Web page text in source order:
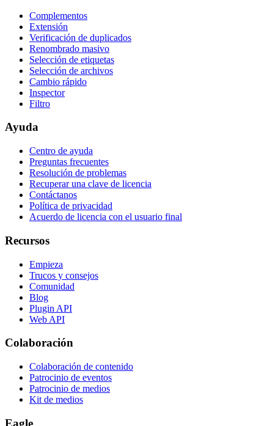
Complementos
Extensión
Verificación de duplicados
Renombrado masivo
Selección de etiquetas
Selección de archivos
Cambio rápido
Inspector
Filtro
Ayuda
Centro de ayuda
Preguntas frecuentes
Resolución de problemas
Recuperar una clave de licencia
Contáctanos
Política de privacidad
Acuerdo de licencia con el usuario final
Recursos
Empieza
Trucos y consejos
Comunidad
Blog
Plugin API
Web API
Colaboración
Colaboración de contenido
Patrocinio de eventos
Patrocinio de medios
Kit de medios
Eagle